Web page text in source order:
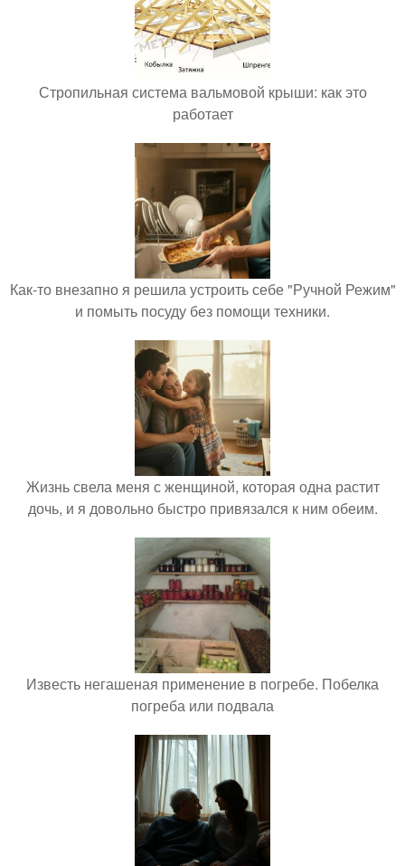
Стропильная система вальмовой крыши: как это
работает
Как-то внезапно я решила устроить себе "Ручной Режим"
и помыть посуду без помощи техники.
Жизнь свела меня с женщиной, которая одна растит
дочь, и я довольно быстро привязался к ним обеим.
Известь негашеная применение в погребе. Побелка
погреба или подвала